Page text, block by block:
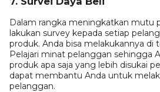
Dalam rangka meningkatkan mutu
lakukan survey kepada setiap
produk. Anda bisa melakukannya di
Pelajari minat pelanggan sehingga
produk apa saja yang lebih disukai
dapat membantu Anda untuk
pelanggan.